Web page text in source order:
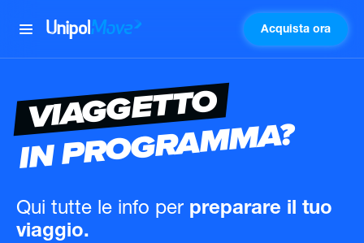
UnipolMove Acquista ora
VIAGGETTO
IN PROGRAMMA?
Qui tutte le info per preparare il tuo
viaggio.